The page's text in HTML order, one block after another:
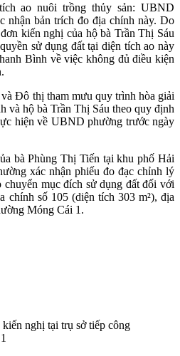
ao nuôi trồng thủy sản: UBND
nhận bản trích đo địa chính này. Do
kiến nghị của hộ bà Trần Thị Sáu
sử dụng đất tại diện tích ao này
Bình về việc không đủ điều kiện
Đô thị tham mưu quy trình hòa giải
và hộ bà Trần Thị Sáu theo quy định
hiện về UBND phường trước ngày
bà Phùng Thị Tiến tại khu phố Hải
xác nhận phiếu đo đạc chỉnh lý
chuyển mục đích sử dụng đất đối với
chính số 105 (diện tích 303 m²), địa
Móng Cái 1.
nghị tại trụ sở tiếp công